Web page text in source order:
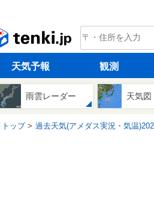
tenki.jp
天気予報 観測
雨雲レーダー 天気図
トップ 過去天気(アメダス実況・気温